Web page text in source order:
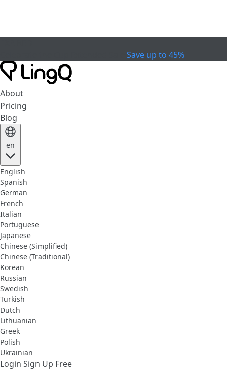
Save up to 45%
About
Pricing
Blog
en
English
Spanish
German
French
Italian
Portuguese
Japanese
Chinese (Simplified)
Chinese (Traditional)
Korean
Russian
Swedish
Turkish
Dutch
Lithuanian
Greek
Polish
Ukrainian
Login Sign Up Free